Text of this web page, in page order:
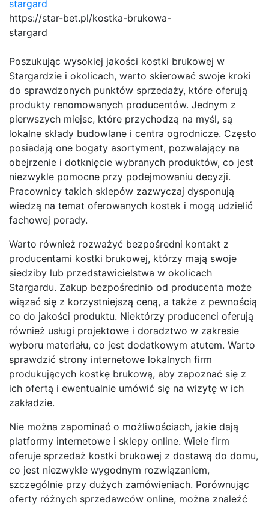
https://star-bet.pl/kostka-brukowa-
stargard
Poszukując wysokiej jakości kostki brukowej w
Stargardzie i okolicach, warto skierować swoje kroki
do sprawdzonych punktów sprzedaży, które oferują
produkty renomowanych producentów. Jednym z
pierwszych miejsc, które przychodzą na myśl, są
lokalne składy budowlane i centra ogrodnicze. Często
posiadają one bogaty asortyment, pozwalający na
obejrzenie i dotknięcie wybranych produktów, co jest
niezwykle pomocne przy podejmowaniu decyzji.
Pracownicy takich sklepów zazwyczaj dysponują
wiedzą na temat oferowanych kostek i mogą udzielić
fachowej porady.
Warto również rozważyć bezpośredni kontakt z
producentami kostki brukowej, którzy mają swoje
siedziby lub przedstawicielstwa w okolicach
Stargardu. Zakup bezpośrednio od producenta może
wiązać się z korzystniejszą ceną, a także z pewnością
co do jakości produktu. Niektórzy producenci oferują
również usługi projektowe i doradztwo w zakresie
wyboru materiału, co jest dodatkowym atutem. Warto
sprawdzić strony internetowe lokalnych firm
produkujących kostkę brukową, aby zapoznać się z
ich ofertą i ewentualnie umówić się na wizytę w ich
zakładzie.
Nie można zapominać o możliwościach, jakie dają
platformy internetowe i sklepy online. Wiele firm
oferuje sprzedaż kostki brukowej z dostawą do domu,
co jest niezwykle wygodnym rozwiązaniem,
szczególnie przy dużych zamówieniach. Porównując
oferty różnych sprzedawców online, można znaleźć